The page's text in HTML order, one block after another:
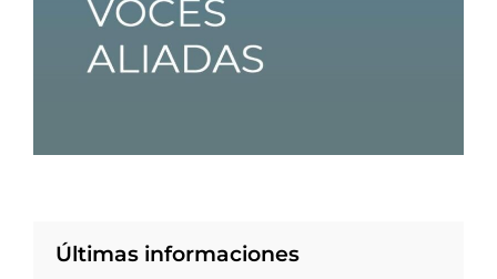
Últimas informaciones